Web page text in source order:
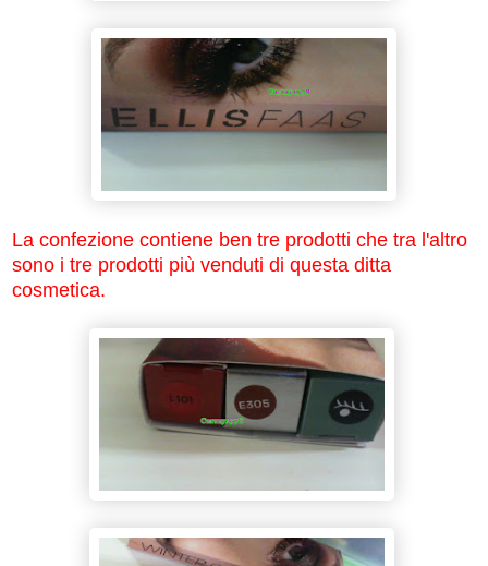
La confezione contiene ben tre prodotti che tra l'altro
sono i tre prodotti più venduti di questa ditta
cosmetica.